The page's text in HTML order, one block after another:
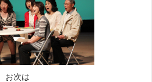
お次は